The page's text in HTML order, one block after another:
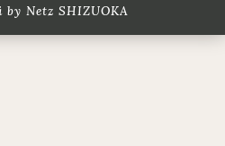
by Netz SHIZUOKA